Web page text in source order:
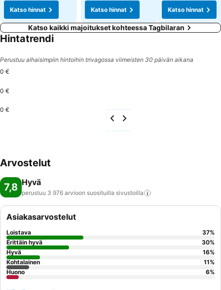
Katso hinnat
Katso hinnat
Katso hinnat
Katso kaikki majoitukset kohteessa Tagbilaran
Hintatrendi
Perustuu alhaisimpiin hintoihin trivagossa viimeisten 30 päivän aikana
0 €
0 €
0 €
Arvostelut
7,8 Hyvä
perustuu 3 976 arvioon suosituilla sivustoilla
Asiakasarvostelut
Loistava 37%
Erittäin hyvä
30%
Hyvä
16%
Kohtalainen
11%
Huono
6%